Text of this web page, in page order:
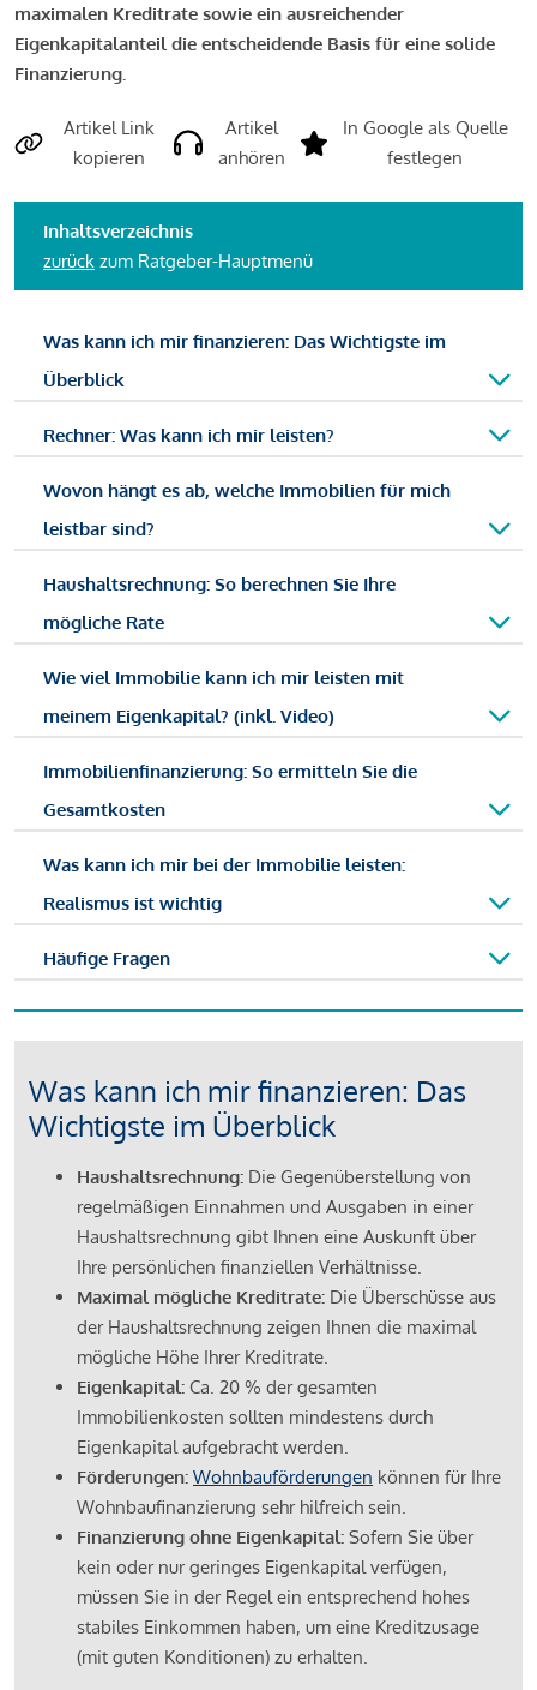
maximalen Kreditrate sowie ein ausreichender
Eigenkapitalanteil die entscheidende Basis für eine solide
Finanzierung.
Artikel Link
kopieren
Artikel
anhören
In Google als Quelle
festlegen
Inhaltsverzeichnis
zurück zum Ratgeber-Hauptmenü
Was kann ich mir finanzieren: Das Wichtigste im
Überblick
Rechner: Was kann ich mir leisten?
Wovon hängt es ab, welche Immobilien für mich
leistbar sind?
Haushaltsrechnung: So berechnen Sie Ihre
mögliche Rate
Wie viel Immobilie kann ich mir leisten mit
meinem Eigenkapital? (inkl. Video)
Immobilienfinanzierung: So ermitteln Sie die
Gesamtkosten
Was kann ich mir bei der Immobilie leisten:
Realismus ist wichtig
Häufige Fragen
Was kann ich mir finanzieren: Das
Wichtigste im Überblick
Haushaltsrechnung: Die Gegenüberstellung von
regelmäßigen Einnahmen und Ausgaben in einer
Haushaltsrechnung gibt Ihnen eine Auskunft über
Ihre persönlichen finanziellen Verhältnisse.
Maximal mögliche Kreditrate: Die Überschüsse aus
der Haushaltsrechnung zeigen Ihnen die maximal
mögliche Höhe Ihrer Kreditrate.
Eigenkapital: Ca. 20 % der gesamten
Immobilienkosten sollten mindestens durch
Eigenkapital aufgebracht werden.
Förderungen: Wohnbauförderungen können für Ihre
Wohnbaufinanzierung sehr hilfreich sein.
Finanzierung ohne Eigenkapital: Sofern Sie über
kein oder nur geringes Eigenkapital verfügen,
müssen Sie in der Regel ein entsprechend hohes
stabiles Einkommen haben, um eine Kreditzusage
(mit guten Konditionen) zu erhalten.